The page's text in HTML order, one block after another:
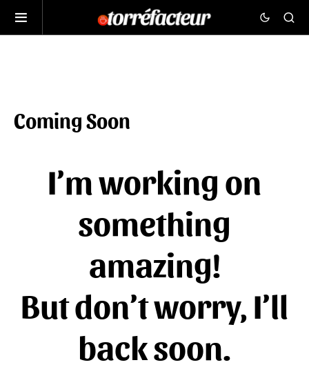
Coming Soon
I’m working on
something
amazing!
But don’t worry, I’ll
back soon.